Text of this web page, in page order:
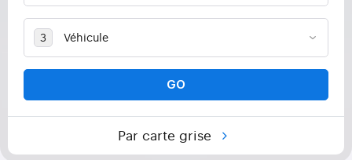
GO
Par carte grise